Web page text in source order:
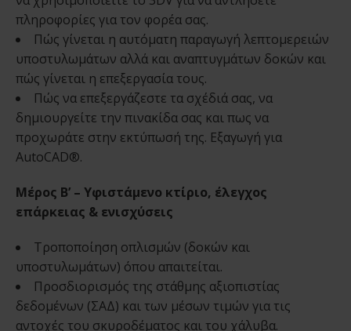
πληροφορίες για τον φορέα σας.
Πώς γίνεται η αυτόματη παραγωγή λεπτομερειών
υποστυλωμάτων αλλά και αναπτυγμάτων δοκών και
πώς γίνεται η επεξεργασία τους.
Πώς να επεξεργάζεστε τα σχέδιά σας, να
δημιουργείτε την πινακίδα σας και πως να
προχωράτε στην εκτύπωσή της. Εξαγωγή για
AutoCAD®.
Μέρος B’ – Υφιστάμενο κτίριο, έλεγχος
επάρκειας & ενισχύσεις
Τροποποίηση οπλισμών (δοκών και
υποστυλωμάτων) όπου απαιτείται.
Προσδιορισμός της στάθμης αξιοπιστίας
δεδομένων (ΣΑΔ) και των μέσων τιμών για τις
αντοχές του σκυροδέματος και του χάλυβα.